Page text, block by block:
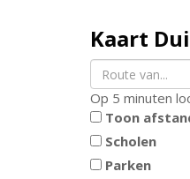
Kaart
Op 5 minuten
Toon
Scholen
Parken